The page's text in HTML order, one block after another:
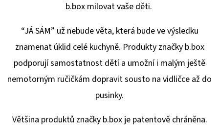
b.box milovat vaše děti.
“JÁ SÁM” už nebude věta, která bude ve výsledku
znamenat úklid celé kuchyně. Produkty značky b.box
podporují samostatnost dětí a umožní i malým ještě
nemotorným ručičkám dopravit sousto na vidličce až do
pusinky.
Většina produktů značky b.box je patentově chráněna.